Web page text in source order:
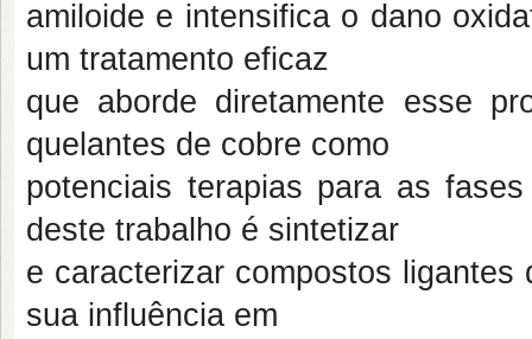
amiloide e intensifica o dano
um tratamento eficaz
que aborde diretamente esse
quelantes de cobre como
potenciais terapias para as
deste trabalho é sintetizar
e caracterizar compostos
sua influência em